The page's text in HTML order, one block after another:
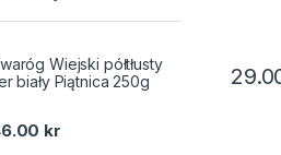
Wiejski półtłusty
biały Piątnica 250g
kr